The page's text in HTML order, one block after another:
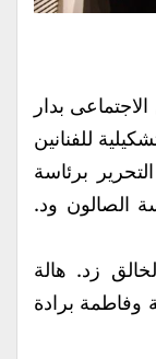
بدار
للفنانين
برئاسة
الصالون ود.
زد. هالة
وفاطمة برادة